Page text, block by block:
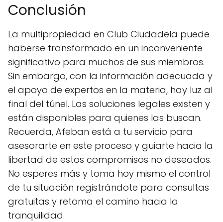
Conclusión
La multipropiedad en Club Ciudadela puede
haberse transformado en un inconveniente
significativo para muchos de sus miembros.
Sin embargo, con la información adecuada y
el apoyo de expertos en la materia, hay luz al
final del túnel. Las soluciones legales existen y
están disponibles para quienes las buscan.
Recuerda, Afeban está a tu servicio para
asesorarte en este proceso y guiarte hacia la
libertad de estos compromisos no deseados.
No esperes más y toma hoy mismo el control
de tu situación registrándote para consultas
gratuitas y retoma el camino hacia la
tranquilidad.